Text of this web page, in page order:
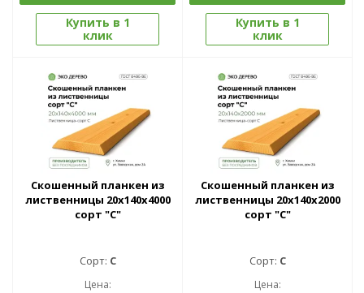
Купить в 1
клик
Купить в 1
клик
Скошенный планкен из
лиственницы 20x140х4000
сорт "С"
Сорт: C
Цена:
Скошенный планкен из
лиственницы 20x140х2000
сорт "С"
Сорт: C
Цена: